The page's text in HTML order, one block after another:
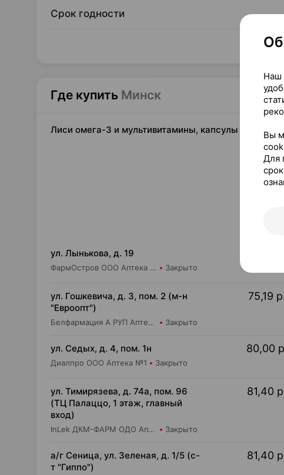
Срок годности
Где купить Минск
Лиси омега-3 и мультивитамины, капсулы ×64, Лиси
ул. Лынькова, д. 19
ФармОстров ООО Аптека №7 на Лынькова Закрыто
ул. Гошкевича, д. 3, пом. 2 (м-н
"Евроопт")
Белфармация А РУП Аптека №5 Закрыто
75,19
ул. Седых, д. 4, пом. 1н
Диалпро ООО Аптека №1 Закрыто
80,00
ул. Тимирязева, д. 74а, пом. 96
(ТЦ Палаццо, 1 этаж, главный
вход)
InLek ДКМ-ФАРМ ОДО Аптека №49 Закрыто
81,40
а/г Сеница, ул. Зеленая, д. 1/5 (с-
т "Гиппо")
81,40
Наш
Вы
Для